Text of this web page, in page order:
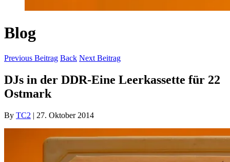
Blog
Previous Beitrag Back Next Beitrag
DJs in der DDR-Eine Leerkassette für 22
Ostmark
By TC2 | 27. Oktober 2014